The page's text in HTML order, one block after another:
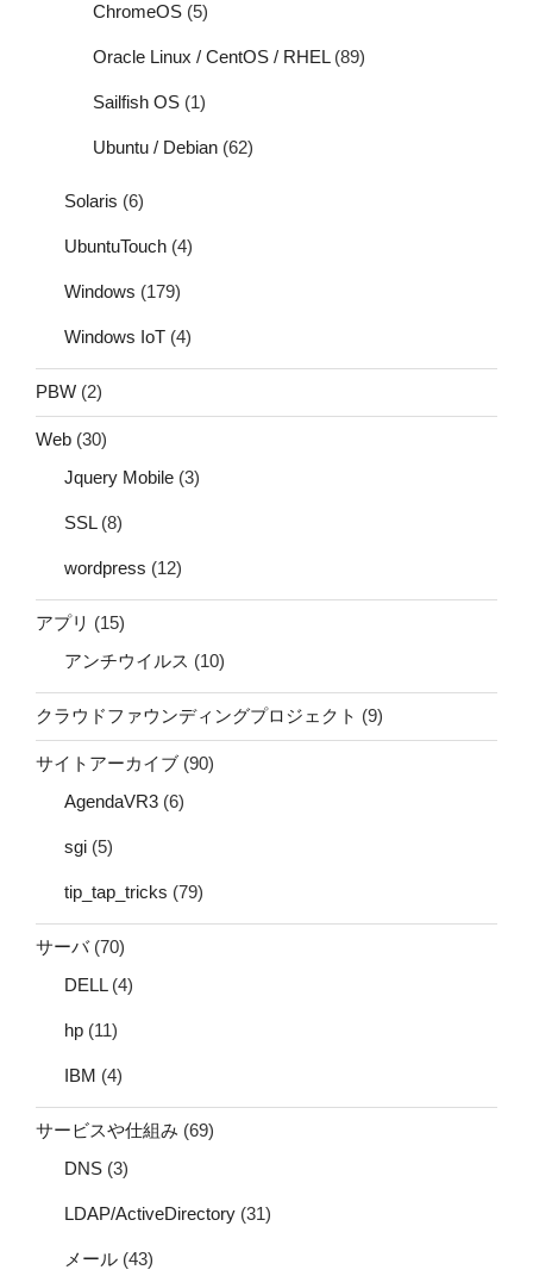
ChromeOS (5)
Oracle Linux / CentOS / RHEL(89)
Sailfish OS (1)
Ubuntu / Debian (62)
Solaris (6)
UbuntuTouch (4)
Windows (179)
Windows IoT (4)
PBW (2)
Web (30)
Jquery Mobile (3)
SSL(8)
wordpress (12)
アプリ (15)
アンチウイルス (10)
クラウドファウンディングプロジェクト (9)
サイトアーカイブ (90)
AgendaVR3 (6)
sgi (5)
tip_tap_tricks (79)
サーバ(70)
DELL(4)
hp (11)
IBM (4)
サービスや仕組み (69)
DNS (3)
LDAP/ActiveDirectory (31)
メール (43)